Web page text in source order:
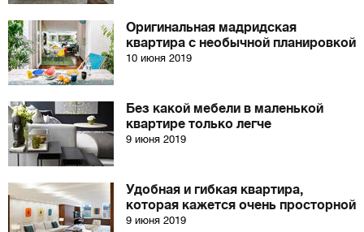
Оригинальная мадридская
квартира с необычной планировкой
10 июня 2019
Без какой мебели в маленькой
квартире только легче
9 июня 2019
Удобная и гибкая квартира,
которая кажется очень просторной
9 июня 2019